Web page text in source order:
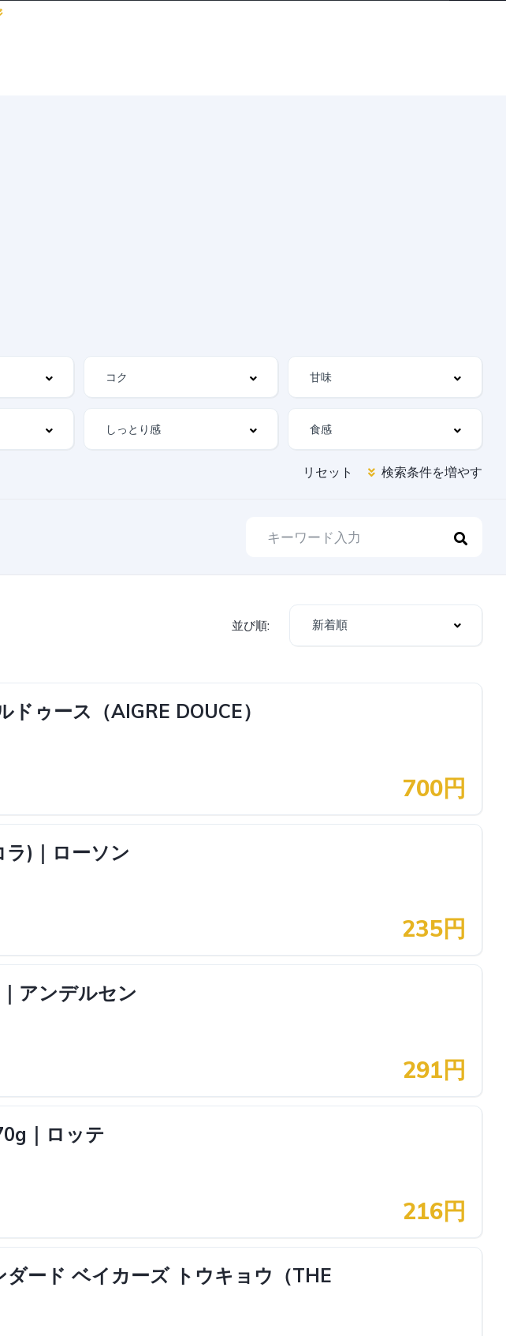
リセット 検索条件を増やす
並び順: 新着順
ゥース（AIGRE DOUCE）
700円
)｜ローソン
235円
アンデルセン
291円
｜ロッテ
216円
ード ベイカーズ トウキョウ（THE